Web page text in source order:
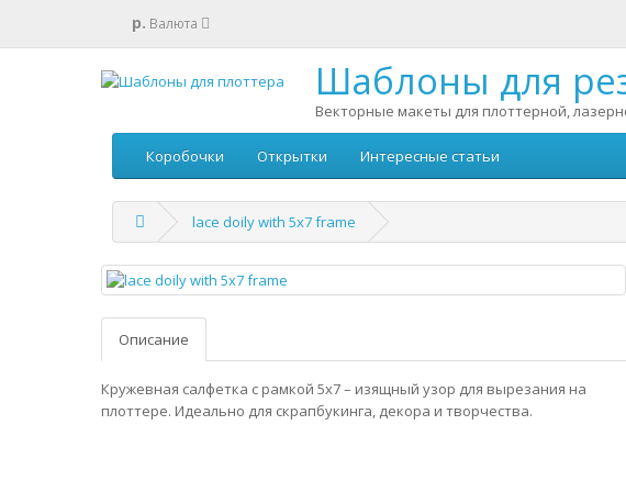
р. Валюта
Шаблоны для
Векторные макеты для плоттерной,
Коробочки Открытки Интересные статьи
lace doily with 5x7 frame
Описание
Кружевная салфетка с рамкой 5x7 – изящный узор для вырезания на
плоттере. Идеально для скрапбукинга, декора и творчества.